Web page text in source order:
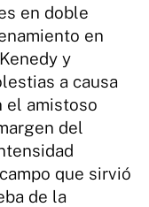
en doble
en
y
a causa
el amistoso
del
que sirvió
de la